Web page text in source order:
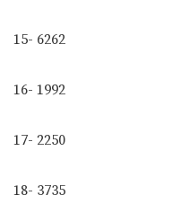
15- 6262
16- 1992
17- 2250
18- 3735